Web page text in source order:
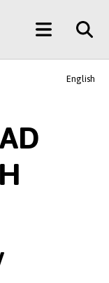
Main
Menu
English